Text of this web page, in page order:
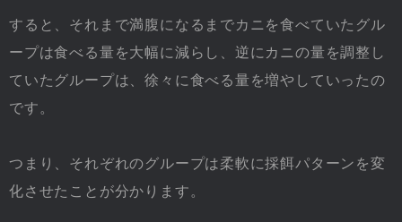
すると、それまで満腹になるまでカニを食べていたグル
ープは食べる量を大幅に減らし、逆にカニの量を調整し
ていたグループは、徐々に食べる量を増やしていったの
です。
つまり、それぞれのグループは柔軟に採餌パターンを変
化させたことが分かります。